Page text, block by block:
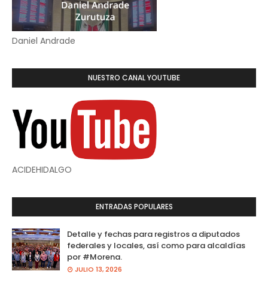
Daniel Andrade
NUESTRO CANAL YOUTUBE
ACIDEHIDALGO
ENTRADAS POPULARES
Detalle y fechas para registros a diputados
federales y locales, así como para alcaldías
por #Morena.
JULIO 13, 2026